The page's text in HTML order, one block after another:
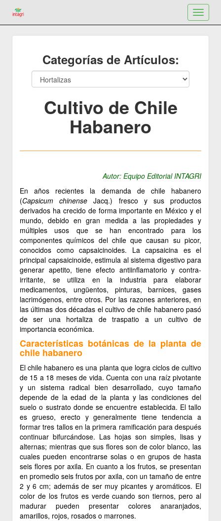
Toggle
Categorías de Artículos:
Cultivo de Chile
Habanero
Autor: Equipo Editorial INTAGRI
En años recientes la demanda de chile habanero
(Capsicum chinense Jacq.) fresco y sus productos
derivados ha crecido de forma importante en México y el
mundo, debido en gran medida a las propiedades y
múltiples usos que se han encontrado para los
componentes químicos del chile que causan su picor,
conocidos como capsaicinoides. La capsaicina es el
principal capsaicinoide, estimula al sistema digestivo para
generar apetito, tiene efecto antiinflamatorio y contra-
irritante, se utiliza en la industria para elaborar
medicamentos, ungüentos, pinturas, barnices, gases
lacrimógenos, entre otros. Por las razones anteriores, en
las últimas dos décadas el cultivo de chile habanero pasó
de ser una hortaliza de traspatio a un cultivo de
importancia económica.
Características botánicas de la planta de
chile habanero
El chile habanero es una planta que logra ciclos de cultivo
de 15 a 18 meses de vida. Cuenta con una raíz pivotante
y un sistema radical bien desarrollado, cuyo tamaño
depende de la edad de la planta y las condiciones del
suelo o sustrato donde se encuentre establecida. El tallo
es grueso, erecto y generalmente tiene tendencia a
formar tres tallos en la primera ramificación para después
continuar bifurcándose. Las hojas son simples, lisas y
alternas; mientras que sus flores son de color blanco, las
cuales pueden encontrarse solas o en grupos de hasta
seis flores por axila. En cuanto a los frutos, se presentan
en promedio seis frutos por axila, con un tamaño de entre
2 y 6 cm; además de ser muy picantes y aromáticos. El
color de los frutos es verde cuando son tiernos, pero al
madurar pueden presentar colores anaranjados,
amarillos, rojos, rosados o marrones.